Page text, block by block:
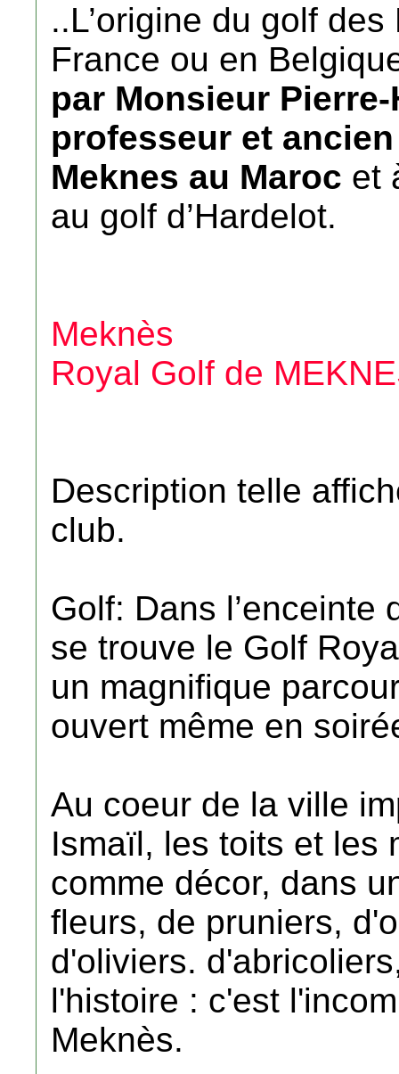
..L’origine du golf
France ou en
par Monsieur
professeur et
Meknes au Maroc et
au golf d’Hardelot.
Meknès
Royal Golf de
Description telle
club.
Golf: Dans l’enceinte
se trouve le Golf
un magnifique
ouvert même en
Au coeur de la ville
Ismaïl, les toits et les
comme décor, dans
fleurs, de pruniers,
d'oliviers.
l'histoire : c'est
Meknès.